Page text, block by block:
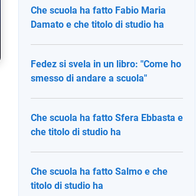
Che scuola ha fatto Fabio Maria
Damato e che titolo di studio ha
Fedez si svela in un libro: "Come ho
smesso di andare a scuola"
Che scuola ha fatto Sfera Ebbasta e
che titolo di studio ha
Che scuola ha fatto Salmo e che
titolo di studio ha